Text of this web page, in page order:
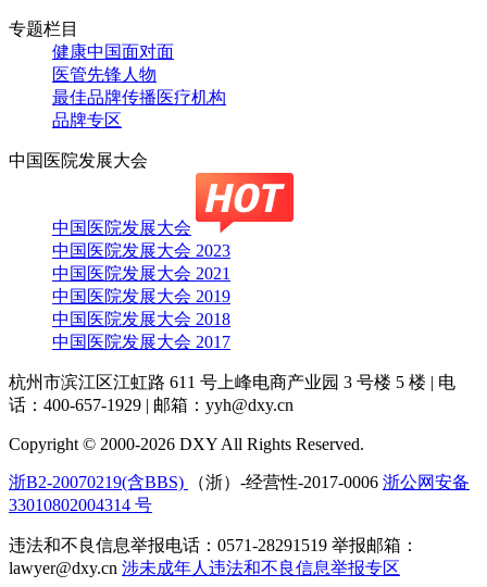
专题栏目
健康中国面对面
医管先锋人物
最佳品牌传播医疗机构
品牌专区
中国医院发展大会
中国医院发展大会
中国医院发展大会 2023
中国医院发展大会 2021
中国医院发展大会 2019
中国医院发展大会 2018
中国医院发展大会 2017
杭州市滨江区江虹路 611 号上峰电商产业园 3 号楼 5 楼 | 电
话：400-657-1929 | 邮箱：yyh@dxy.cn
Copyright © 2000-2026 DXY All Rights Reserved.
浙B2-20070219(含BBS) （浙）-经营性-2017-0006 浙公网安备
33010802004314 号
违法和不良信息举报电话：0571-28291519 举报邮箱：
lawyer@dxy.cn 涉未成年人违法和不良信息举报专区